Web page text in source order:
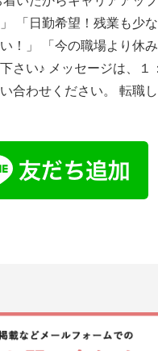
「日勤希望！残業も少
！」 「今の職場より休
さい♪ メッセージは、１
合わせください。 転職